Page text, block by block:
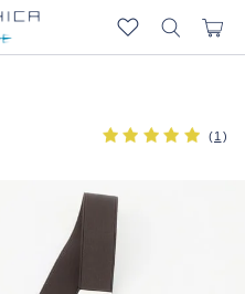
(1 )